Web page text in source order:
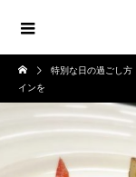
特別な日の過ごし方
インを